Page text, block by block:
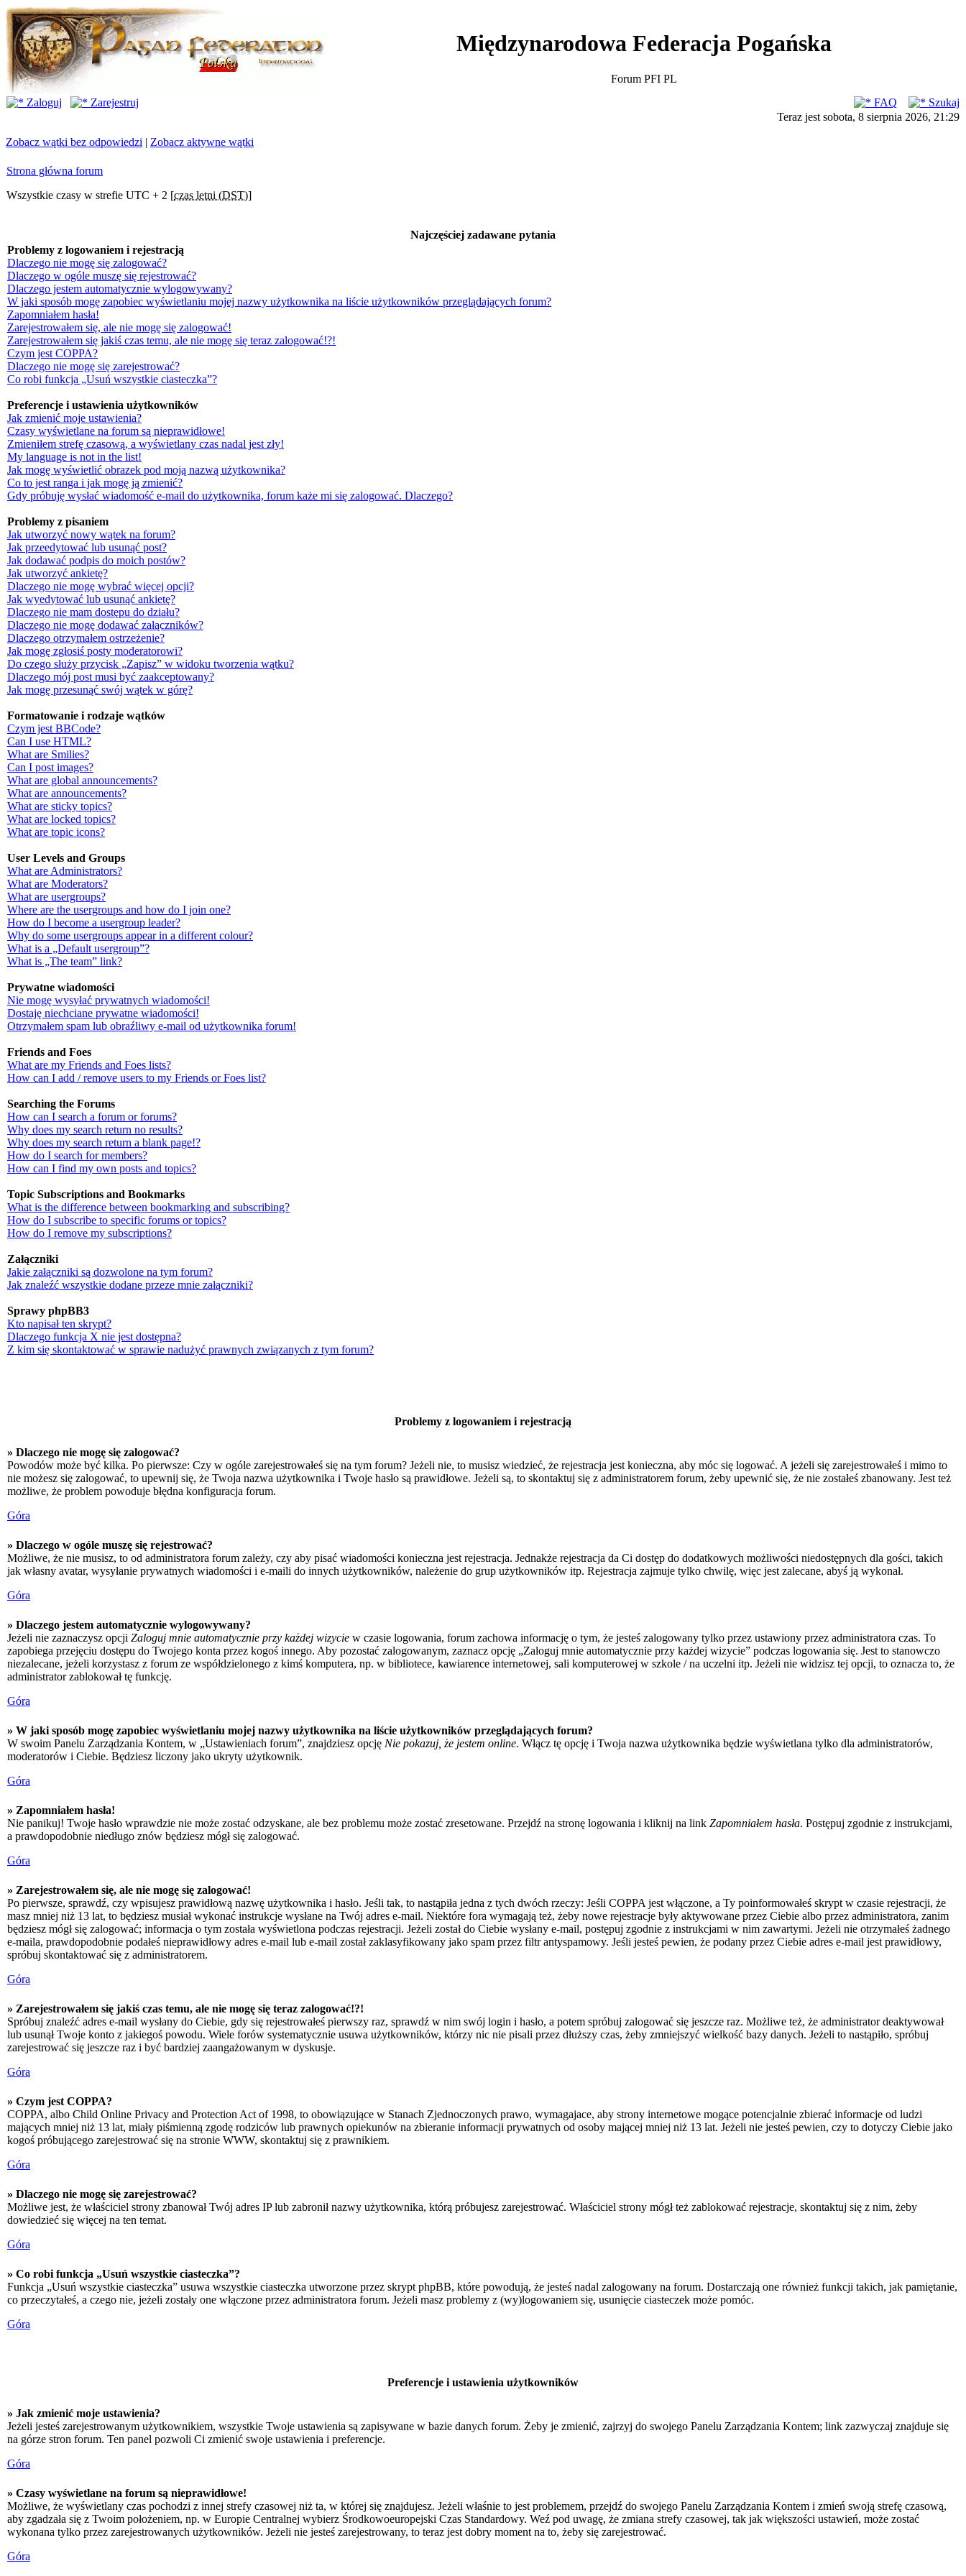
Międzynarodowa Federacja Pogańska
Forum PFI PL
Zaloguj
Zarejestruj FAQ
Szukaj
Teraz jest sobota, 8 sierpnia 2026, 21:29
Zobacz wątki bez odpowiedzi | Zobacz aktywne wątki
Strona główna forum
Wszystkie czasy w strefie UTC + 2 [czas letni (DST)]
Najczęściej zadawane pytania
Problemy z logowaniem i rejestracją
Dlaczego nie mogę się zalogować?
Dlaczego w ogóle muszę się rejestrować?
Dlaczego jestem automatycznie wylogowywany?
W jaki sposób mogę zapobiec wyświetlaniu mojej nazwy użytkownika na liście użytkowników przeglądających forum?
Zapomniałem hasła!
Zarejestrowałem się, ale nie mogę się zalogować!
Zarejestrowałem się jakiś czas temu, ale nie mogę się teraz zalogować!?!
Czym jest COPPA?
Dlaczego nie mogę się zarejestrować?
Co robi funkcja „Usuń wszystkie ciasteczka”?
Preferencje i ustawienia użytkowników
Jak zmienić moje ustawienia?
Czasy wyświetlane na forum są nieprawidłowe!
Zmieniłem strefę czasową, a wyświetlany czas nadal jest zły!
My language is not in the list!
Jak mogę wyświetlić obrazek pod moją nazwą użytkownika?
Co to jest ranga i jak mogę ją zmienić?
Gdy próbuję wysłać wiadomość e-mail do użytkownika, forum każe mi się zalogować. Dlaczego?
Problemy z pisaniem
Jak utworzyć nowy wątek na forum?
Jak przeedytować lub usunąć post?
Jak dodawać podpis do moich postów?
Jak utworzyć ankietę?
Dlaczego nie mogę wybrać więcej opcji?
Jak wyedytować lub usunąć ankietę?
Dlaczego nie mam dostępu do działu?
Dlaczego nie mogę dodawać załączników?
Dlaczego otrzymałem ostrzeżenie?
Jak mogę zgłosiś posty moderatorowi?
Do czego służy przycisk „Zapisz” w widoku tworzenia wątku?
Dlaczego mój post musi być zaakceptowany?
Jak mogę przesunąć swój wątek w górę?
Formatowanie i rodzaje wątków
Czym jest BBCode?
Can I use HTML?
What are Smilies?
Can I post images?
What are global announcements?
What are announcements?
What are sticky topics?
What are locked topics?
What are topic icons?
User Levels and Groups
What are Administrators?
What are Moderators?
What are usergroups?
Where are the usergroups and how do I join one?
How do I become a usergroup leader?
Why do some usergroups appear in a different colour?
What is a „Default usergroup”?
What is „The team” link?
Prywatne wiadomości
Nie mogę wysyłać prywatnych wiadomości!
Dostaję niechciane prywatne wiadomości!
Otrzymałem spam lub obraźliwy e-mail od użytkownika forum!
Friends and Foes
What are my Friends and Foes lists?
How can I add / remove users to my Friends or Foes list?
Searching the Forums
How can I search a forum or forums?
Why does my search return no results?
Why does my search return a blank page!?
How do I search for members?
How can I find my own posts and topics?
Topic Subscriptions and Bookmarks
What is the difference between bookmarking and subscribing?
How do I subscribe to specific forums or topics?
How do I remove my subscriptions?
Załączniki
Jakie załączniki są dozwolone na tym forum?
Jak znaleźć wszystkie dodane przeze mnie załączniki?
Sprawy phpBB3
Kto napisał ten skrypt?
Dlaczego funkcja X nie jest dostępna?
Z kim się skontaktować w sprawie nadużyć prawnych związanych z tym forum?
Problemy z logowaniem i rejestracją
» Dlaczego nie mogę się zalogować?
Powodów może być kilka. Po pierwsze: Czy w ogóle zarejestrowałeś się na tym forum? Jeżeli nie, to musisz wiedzieć, że rejestracja jest konieczna, aby móc się logować. A jeżeli się zarejestrowałeś i mimo to
nie możesz się zalogować, to upewnij się, że Twoja nazwa użytkownika i Twoje hasło są prawidłowe. Jeżeli są, to skontaktuj się z administratorem forum, żeby upewnić się, że nie zostałeś zbanowany. Jest też
możliwe, że problem powoduje błędna konfiguracja forum.
Góra
» Dlaczego w ogóle muszę się rejestrować?
Możliwe, że nie musisz, to od administratora forum zależy, czy aby pisać wiadomości konieczna jest rejestracja. Jednakże rejestracja da Ci dostęp do dodatkowych możliwości niedostępnych dla gości, takich
jak własny avatar, wysyłanie prywatnych wiadomości i e-maili do innych użytkowników, należenie do grup użytkowników itp. Rejestracja zajmuje tylko chwilę, więc jest zalecane, abyś ją wykonał.
Góra
» Dlaczego jestem automatycznie wylogowywany?
Jeżeli nie zaznaczysz opcji Zaloguj mnie automatycznie przy każdej wizycie w czasie logowania, forum zachowa informację o tym, że jesteś zalogowany tylko przez ustawiony przez administratora czas. To
zapobiega przejęciu dostępu do Twojego konta przez kogoś innego. Aby pozostać zalogowanym, zaznacz opcję „Zaloguj mnie automatycznie przy każdej wizycie” podczas logowania się. Jest to stanowczo
niezalecane, jeżeli korzystasz z forum ze współdzielonego z kimś komputera, np. w bibliotece, kawiarence internetowej, sali komputerowej w szkole / na uczelni itp. Jeżeli nie widzisz tej opcji, to oznacza to, że
administrator zablokował tę funkcję.
Góra
» W jaki sposób mogę zapobiec wyświetlaniu mojej nazwy użytkownika na liście użytkowników przeglądających forum?
W swoim Panelu Zarządzania Kontem, w „Ustawieniach forum”, znajdziesz opcję Nie pokazuj, że jestem online. Włącz tę opcję i Twoja nazwa użytkownika będzie wyświetlana tylko dla administratorów,
moderatorów i Ciebie. Będziesz liczony jako ukryty użytkownik.
Góra
» Zapomniałem hasła!
Nie panikuj! Twoje hasło wprawdzie nie może zostać odzyskane, ale bez problemu może zostać zresetowane. Przejdź na stronę logowania i kliknij na link Zapomniałem hasła. Postępuj zgodnie z instrukcjami,
a prawdopodobnie niedługo znów będziesz mógł się zalogować.
Góra
» Zarejestrowałem się, ale nie mogę się zalogować!
Po pierwsze, sprawdź, czy wpisujesz prawidłową nazwę użytkownika i hasło. Jeśli tak, to nastąpiła jedna z tych dwóch rzeczy: Jeśli COPPA jest włączone, a Ty poinformowałeś skrypt w czasie rejestracji, że
masz mniej niż 13 lat, to będziesz musiał wykonać instrukcje wysłane na Twój adres e-mail. Niektóre fora wymagają też, żeby nowe rejestracje były aktywowane przez Ciebie albo przez administratora, zanim
będziesz mógł się zalogować; informacja o tym została wyświetlona podczas rejestracji. Jeżeli został do Ciebie wysłany e-mail, postępuj zgodnie z instrukcjami w nim zawartymi. Jeżeli nie otrzymałeś żadnego
e-maila, prawdopodobnie podałeś nieprawidłowy adres e-mail lub e-mail został zaklasyfikowany jako spam przez filtr antyspamowy. Jeśli jesteś pewien, że podany przez Ciebie adres e-mail jest prawidłowy,
spróbuj skontaktować się z administratorem.
Góra
» Zarejestrowałem się jakiś czas temu, ale nie mogę się teraz zalogować!?!
Spróbuj znaleźć adres e-mail wysłany do Ciebie, gdy się rejestrowałeś pierwszy raz, sprawdź w nim swój login i hasło, a potem spróbuj zalogować się jeszcze raz. Możliwe też, że administrator deaktywował
lub usunął Twoje konto z jakiegoś powodu. Wiele forów systematycznie usuwa użytkowników, którzy nic nie pisali przez dłuższy czas, żeby zmniejszyć wielkość bazy danych. Jeżeli to nastąpiło, spróbuj
zarejestrować się jeszcze raz i być bardziej zaangażowanym w dyskusje.
Góra
» Czym jest COPPA?
COPPA, albo Child Online Privacy and Protection Act of 1998, to obowiązujące w Stanach Zjednoczonych prawo, wymagajace, aby strony internetowe mogące potencjalnie zbierać informacje od ludzi
mających mniej niż 13 lat, miały piśmienną zgodę rodziców lub prawnych opiekunów na zbieranie informacji prywatnych od osoby mającej mniej niż 13 lat. Jeżeli nie jesteś pewien, czy to dotyczy Ciebie jako
kogoś próbującego zarejestrować się na stronie WWW, skontaktuj się z prawnikiem.
Góra
» Dlaczego nie mogę się zarejestrować?
Możliwe jest, że właściciel strony zbanował Twój adres IP lub zabronił nazwy użytkownika, którą próbujesz zarejestrować. Właściciel strony mógł też zablokować rejestracje, skontaktuj się z nim, żeby
dowiedzieć się więcej na ten temat.
Góra
» Co robi funkcja „Usuń wszystkie ciasteczka”?
Funkcja „Usuń wszystkie ciasteczka” usuwa wszystkie ciasteczka utworzone przez skrypt phpBB, które powodują, że jesteś nadal zalogowany na forum. Dostarczają one również funkcji takich, jak pamiętanie,
co przeczytałeś, a czego nie, jeżeli zostały one włączone przez administratora forum. Jeżeli masz problemy z (wy)logowaniem się, usunięcie ciasteczek może pomóc.
Góra
Preferencje i ustawienia użytkowników
» Jak zmienić moje ustawienia?
Jeżeli jesteś zarejestrowanym użytkownikiem, wszystkie Twoje ustawienia są zapisywane w bazie danych forum. Żeby je zmienić, zajrzyj do swojego Panelu Zarządzania Kontem; link zazwyczaj znajduje się
na górze stron forum. Ten panel pozwoli Ci zmienić swoje ustawienia i preferencje.
Góra
» Czasy wyświetlane na forum są nieprawidłowe!
Możliwe, że wyświetlany czas pochodzi z innej strefy czasowej niż ta, w której się znajdujesz. Jeżeli właśnie to jest problemem, przejdź do swojego Panelu Zarządzania Kontem i zmień swoją strefę czasową,
aby zgadzała się z Twoim położeniem, np. w Europie Centralnej wybierz Środkowoeuropejski Czas Standardowy. Weź pod uwagę, że zmiana strefy czasowej, tak jak większości ustawień, może zostać
wykonana tylko przez zarejestrowanych użytkowników. Jeżeli nie jesteś zarejestrowany, to teraz jest dobry moment na to, żeby się zarejestrować.
Góra